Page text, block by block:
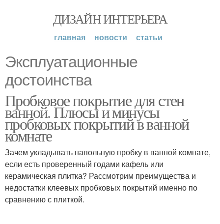
ДИЗАЙН ИНТЕРЬЕРА
главная новости статьи
Эксплуатационные
достоинства
Пробковое покрытие для стен
ванной. Плюсы и минусы
пробковых покрытий в ванной
комнате
Зачем укладывать напольную пробку в ванной комнате,
если есть проверенный годами кафель или
керамическая плитка? Рассмотрим преимущества и
недостатки клеевых пробковых покрытий именно по
сравнению с плиткой.